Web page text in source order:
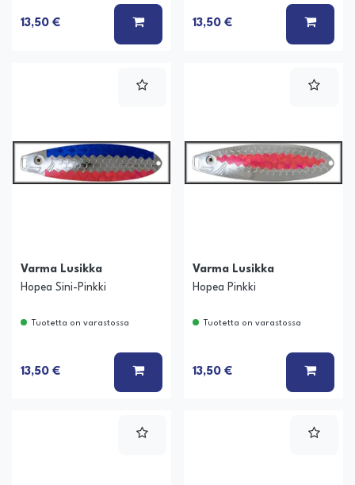
13,50 € LISÄÄ KORIIN
13,50 € LISÄÄ
Varma Lusikka
Hopea Sini-Pinkki
Tuotetta on varastossa
13,50 € LISÄÄ KORIIN
Varma Lusikka
Hopea Pinkki
Tuotetta on varastossa
13,50 € LISÄÄ